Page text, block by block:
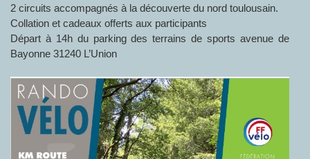
2 circuits accompagnés à la découverte du nord toulousain.
Collation et cadeaux offerts aux participants
Départ à 14h du parking des terrains de sports avenue de
Bayonne 31240 L’Union